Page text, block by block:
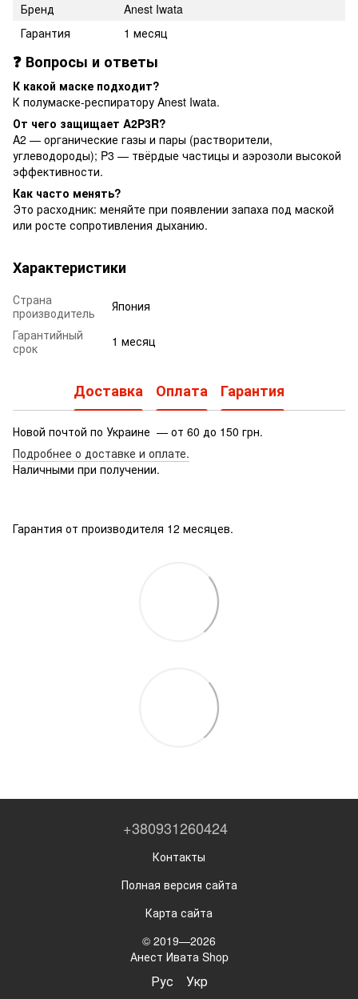
Бренд
Anest Iwata
Гарантия
1 месяц
❓ Вопросы и ответы
К какой маске подходит?
К полумаске-респиратору Anest Iwata.
От чего защищает A2P3R?
A2 — органические газы и пары (растворители,
углеводороды); P3 — твёрдые частицы и аэрозоли высокой
эффективности.
Как часто менять?
Это расходник: меняйте при появлении запаха под маской
или росте сопротивления дыханию.
Характеристики
Страна
производитель
Япония
Гарантийный
срок
1 месяц
Доставка Оплата Гарантия
Новой почтой по Украине — от 60 до 150 грн.
Подробнее о доставке и оплате.
Наличными при получении.
Гарантия от производителя 12 месяцев.
+380931260424
Контакты
Полная версия сайта
Карта сайта
© 2019—2026
Анест Ивата Shop
Рус Укр